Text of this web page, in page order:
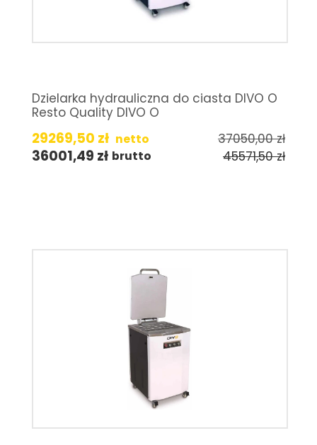
Dzielarka hydrauliczna do ciasta DIVO O
Resto Quality DIVO O
29269,50 zł netto 37050,00zł
36001,49 zł brutto 45571,50zł